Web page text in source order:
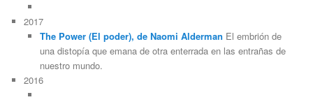
2017
The Power (El poder), de Naomi Alderman El embrión de
una distopía que emana de otra enterrada en las entrañas de
nuestro mundo.
2016